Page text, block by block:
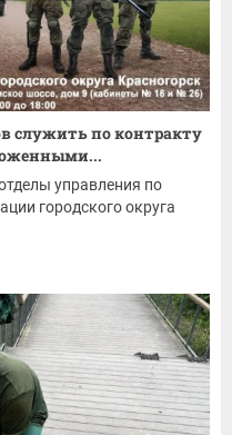
служить по контракту
управления по
городского округа